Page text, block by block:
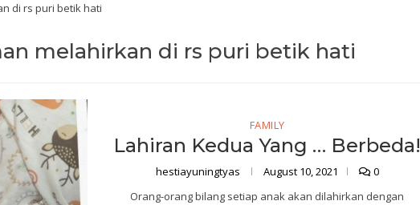
di rs puri betik hati
melahirkan di rs puri betik hati
FAMILY
Lahiran Kedua Yang … Berbeda!
hestiayuningtyas August 10, 2021
0
Orang-orang bilang setiap anak akan dilahirkan dengan